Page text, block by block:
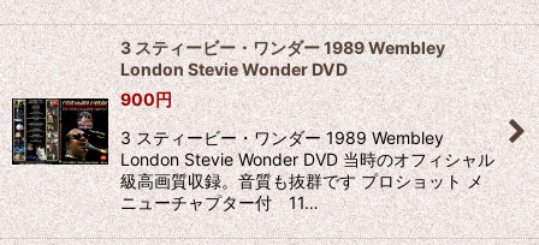
3 スティービー・ワンダー 1989 Wembley
London Stevie Wonder DVD
900円
3 スティービー・ワンダー 1989 Wembley
London Stevie Wonder DVD 当時のオフィシャル
級高画質収録。音質も抜群です プロショット メ
ニューチャプター付 11…